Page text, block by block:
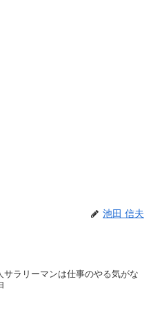
池田 信夫
サラリーマンは仕事のやる気がな